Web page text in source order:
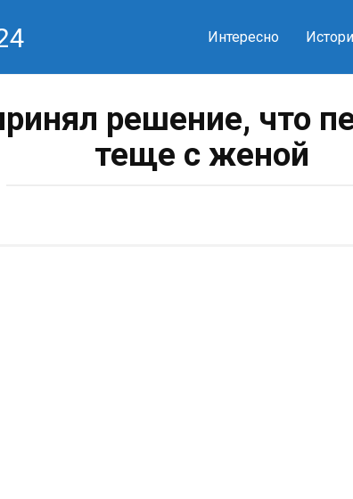
Интересно
решение, что
теще с женой